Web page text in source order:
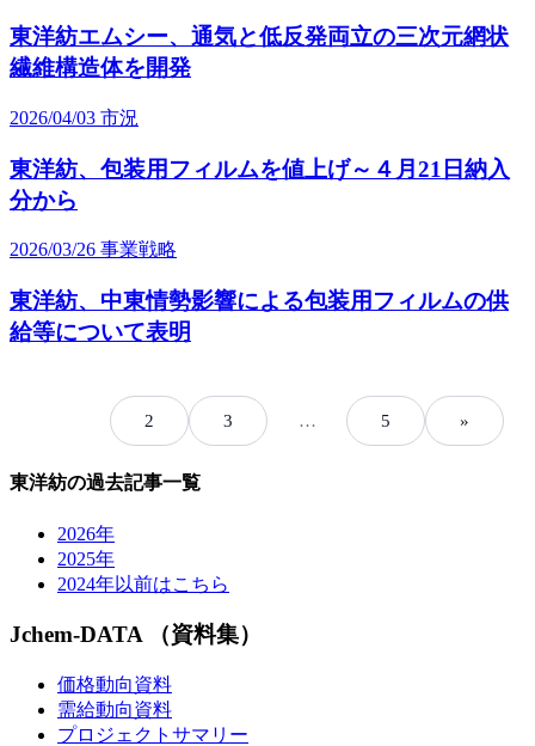
東洋紡エムシー、通気と低反発両立の三次元網状
繊維構造体を開発
2026/04/03 市況
東洋紡、包装用フィルムを値上げ～４月21日納入
分から
2026/03/26 事業戦略
東洋紡、中東情勢影響による包装用フィルムの供
給等について表明
2 3 … 5 »
東洋紡の過去記事一覧
2026年
2025年
2024年以前はこちら
Jchem-DATA （資料集）
価格動向資料
需給動向資料
プロジェクトサマリー